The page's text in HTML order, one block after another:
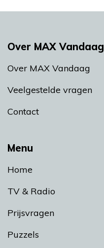
Menu
Home
TV & Radio
Prijsvragen
Puzzels
Over MAX Vandaag
Over MAX Vandaag
Veelgestelde vragen
Contact